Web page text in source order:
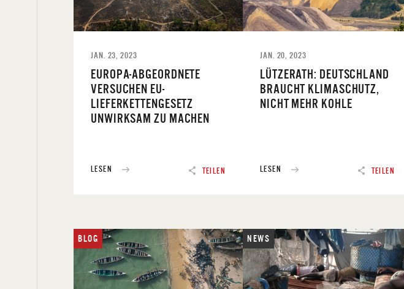
TEILEN
JAN. 23, 2023
EUROPA-ABGEORDNETE
VERSUCHEN EU-
LIEFERKETTENGESETZ
UNWIRKSAM ZU MACHEN
LESEN TEILEN
JAN. 20, 2023
LÜTZERATH: DEUTSCHLAND
BRAUCHT KLIMASCHUTZ,
NICHT MEHR KOHLE
LESEN
BLOG NEWS